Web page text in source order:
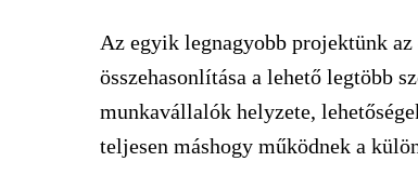
Az egyik legnagyobb projektünk
összehasonlítása a lehető legtöbb
munkavállalók helyzete,
teljesen máshogy működnek a